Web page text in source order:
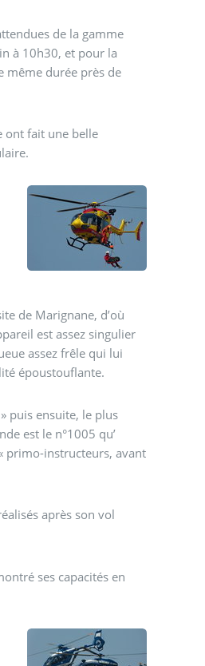
de la gamme
à 10h30, et pour la
même durée près de
ont fait une belle
de Marignane, d’où
est assez singulier
assez frêle qui lui
époustouflante.
est le n°1005 qu’
primo-instructeurs, avant
après son vol
ses capacités en